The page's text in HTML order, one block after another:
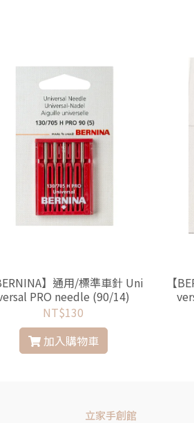
】通用/標準車針 Uni
PRO needle (90/14)
NT$130
加入購物車
【
立家手創館